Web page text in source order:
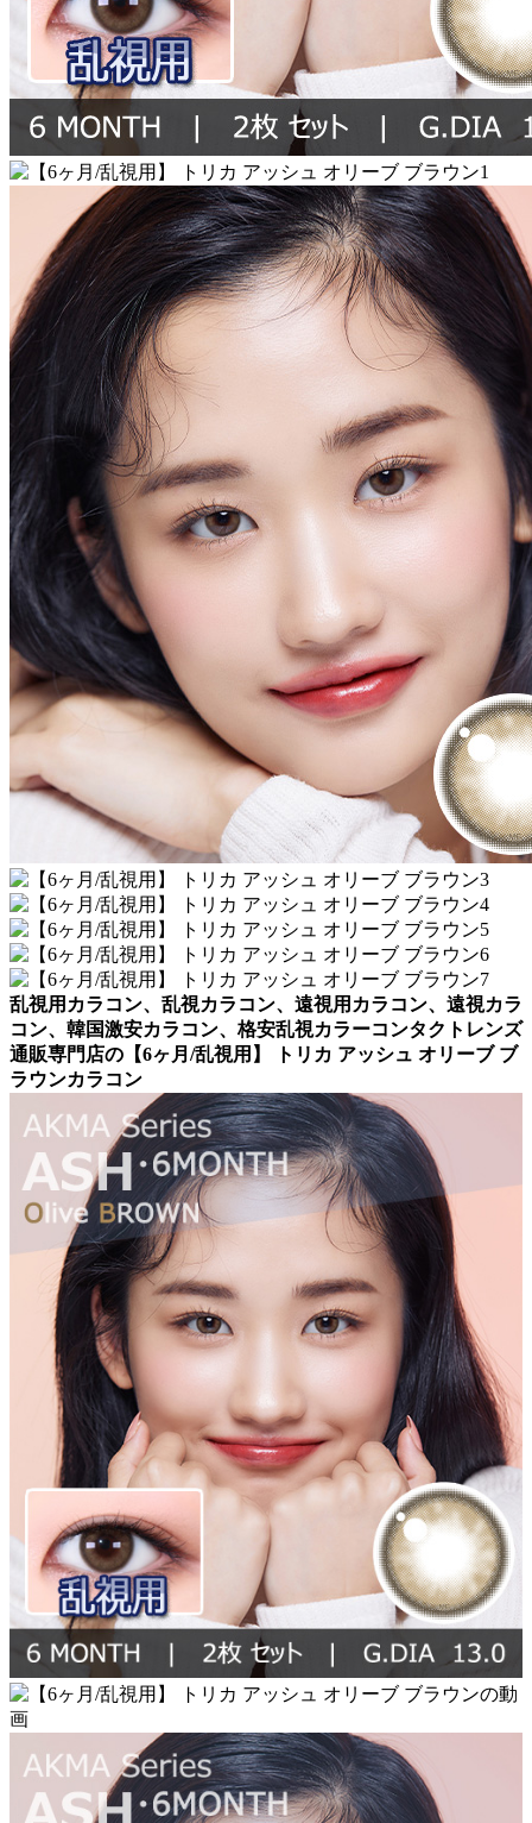
乱視用カラコン、乱視カラコン、遠視用カラコン、遠視カラ
コン、韓国激安カラコン、格安乱視カラーコンタクトレンズ
通販専門店の【6ヶ月/乱視用】 トリカ アッシュ オリーブ ブ
ラウンカラコン